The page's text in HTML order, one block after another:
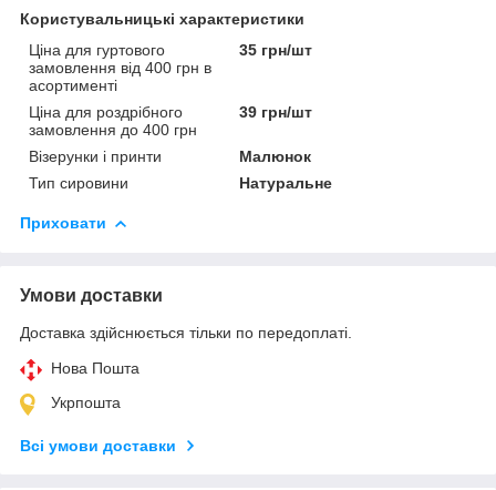
Користувальницькі характеристики
Ціна для гуртового
замовлення від 400 грн в
асортименті
35 грн/шт
Ціна для роздрібного
замовлення до 400 грн
39 грн/шт
Візерунки і принти
Малюнок
Тип сировини
Натуральне
Приховати
Умови доставки
Доставка здійснюється тільки по передоплаті.
Нова Пошта
Укрпошта
Всі умови доставки